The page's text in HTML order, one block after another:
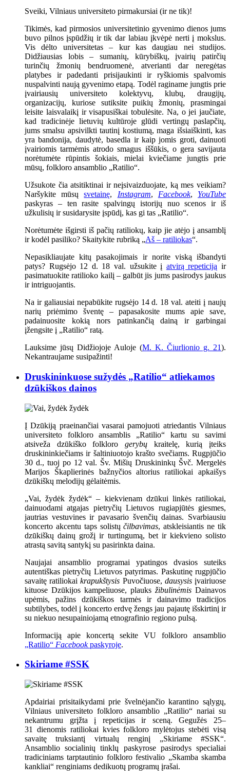
Sveiki, Vilniaus universiteto pirmakursiai (ir ne tik)!
Tikimės, kad pirmosios universitetinio gyvenimo dienos jums
buvo pilnos įspūdžių ir tik dar labiau įkvėpė nerti į mokslus.
Vis dėlto universitetas – kur kas daugiau nei studijos.
Didžiausias lobis – sumanių, kūrybiškų, įvairių patirčių
turinčių žmonių bendruomenė, atverianti dar neregėtas
platybes ir padedanti prisijaukinti ir ryškiomis spalvomis
nuspalvinti naują gyvenimo etapą. Todėl raginame jungtis prie
įvairiausių universiteto kolektyvų, klubų, draugijų,
organizacijų, kuriose sutiksite puikių žmonių, prasmingai
leisite laisvalaikį ir visapusiškai tobulėsite. Na, o jei jaučiate,
kad tradicinėje lietuvių kultūroje glūdi vertingų paslapčių,
jums smalsu apsivilkti tautinį kostiumą, maga išsiaiškinti, kas
yra bandonija, daudytė, basedla ir kaip jomis groti, dainuoti
įvairiomis tarmėmis atrodo smagus iššūkis, o gera savijauta
norėtumėte rūpintis šokiais, mielai kviečiame jungtis prie
mūsų, folkloro ansamblio „Ratilio“.
Užsukote čia atsitiktinai ir neįsivaizduojate, ką mes veikiam?
Naršykite mūsųsvetainę, Instagram, Facebook, YouTube
paskyras – ten rasite spalvingų istorijų nuo scenos ir iš
užkulisių ir susidarysite įspūdį, kas gi tas „Ratilio“.
Norėtumėte išgirsti iš pačių ratiliokų, kaip jie atėjo į ansamblį
ir kodėl pasiliko? Skaitykite rubriką „Aš – ratiliokas“.
Nepasikliaujate kitų pasakojimais ir norite viską išbandyti
patys? Rugsėjo 12 d. 18 val. užsukite į atvirą repeticiją ir
pasimatuokite ratilioko kailį – galbūt jis jums pasirodys jaukus
ir intriguojantis.
Na ir galiausiai nepabūkite rugsėjo 14 d. 18 val. ateiti į naujų
narių priėmimo šventę – papasakosite mums apie save,
padainuosite kokią nors patinkančią dainą ir garbingai
įžengsite į „Ratilio“ ratą.
Lauksime jūsų Didžiojoje Auloje (M. K. Čiurlionio g. 21).
Nekantraujame susipažinti!
Druskininkuose sužydės „Ratilio“ atliekamos
dzūkiškos dainos
Į Dzūkiją praeinančiai vasarai pamojuoti atriedantis Vilniaus
universiteto folkloro ansamblis „Ratilio“ kartu su savimi
atsiveža dzūkiško folkloro gerybų kraitelę, kurią įteiks
druskininkiečiams ir šaltiniuotojo krašto svečiams. Rugpjūčio
30 d., tuoj po 12 val. Šv. Mišių Druskininkų Švč. Mergelės
Marijos Škaplierinės bažnyčios altorius ratiliokai apkaišys
dzūkiškų melodijų gėlaitėmis.
„Vai, žydėk žydėk“ – kiekvienam dzūkui linkės ratiliokai,
dainuodami atgajas pietryčių Lietuvos rugiapjūtės giesmes,
jautrias vestuvines ir pavasario švenčių dainas. Svarbiausiu
koncerto akcentu taps solistųčilbavimas, atskleisiantis ne tik
dzūkiškų dainų grožį ir turtingumą, bet ir kiekvieno solisto
atrastą savitą santykį su pasirinkta daina.
Naujajai ansamblio programai ypatingos dvasios suteiks
autentiškas pietryčių Lietuvos patyrimas. Paskutinę rugpjūčio
savaitę ratiliokaikrapukštysis Puvočiuose, dausysisįvairiuose
kituose Dzūkijos kampeliuose, plauks žibulinėmis Dainavos
upėmis, pažins dzūkiškos tarmės ir dainavimo tradicijos
subtilybes, todėl į koncerto erdvę žengs jau pajautę išskirtinį ir
su niekuo nesupainiojamą etnografinio regiono pulsą.
Informaciją apie koncertą sekite VU folkloro ansamblio
„Ratilio“ Facebookpaskyroje.
Skiriame #SSK
Apdairiai prisitaikydami prie švelnėjančio karantino sąlygų,
Vilniaus universiteto folkloro ansamblio „Ratilio“ nariai su
nekantrumu grįžta į repeticijas ir sceną. Gegužės 25–
31 dienomis ratiliokai kvies folkloro mylėtojus stebėti visą
savaitę truksiantį virtualų renginį „Skiriame #SSK“.
Ansamblio socialinių tinklų paskyrose pasirodys specialiai
tradiciniams tarptautinio folkloro festivalio „Skamba skamba
kankliai“ renginiams dedikuotų programų įrašai.